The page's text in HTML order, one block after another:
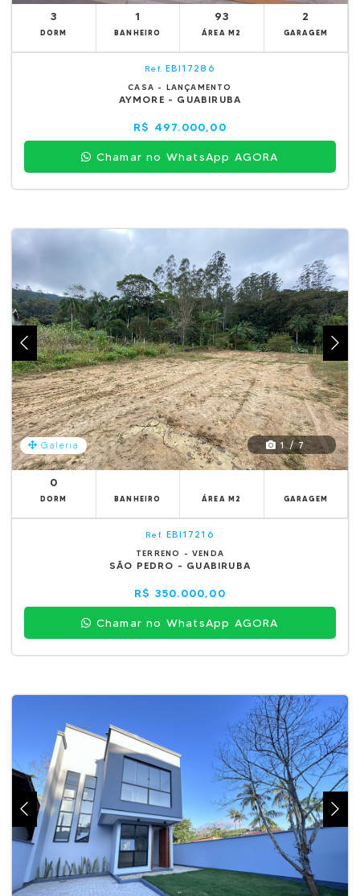
3
DORM
1
BANHEIRO
93
ÁREA M2
2
GARAGEM
Ref. EBI17286
CASA - LANÇAMENTO
AYMORE - GUABIRUBA
R$ 497.000,00
Chamar no WhatsApp AGORA
Galeria 1 / 7
0
DORM BANHEIRO ÁREA M2 GARAGEM
Ref. EBI17216
TERRENO - VENDA
SÃO PEDRO - GUABIRUBA
R$ 350.000,00
Chamar no WhatsApp AGORA